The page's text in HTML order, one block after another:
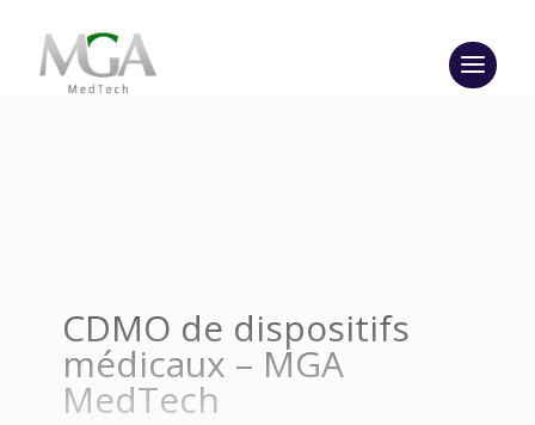
CDMO de dispositifs
médicaux – MGA
MedTech